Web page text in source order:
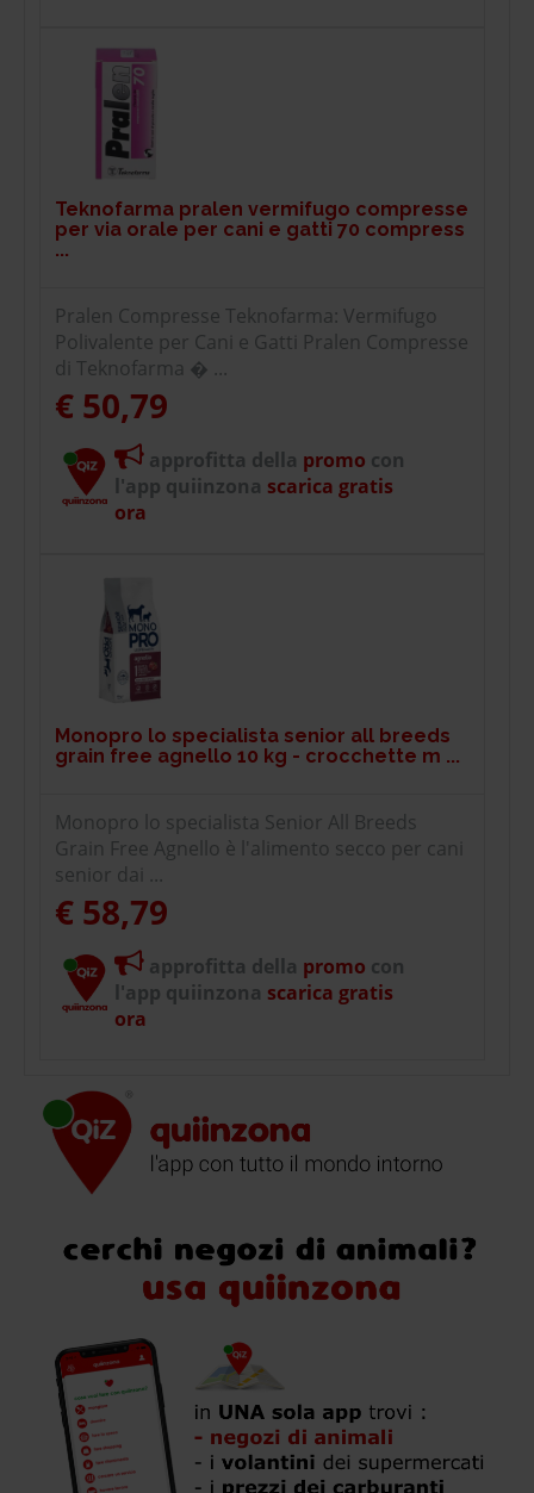
Teknofarma pralen vermifugo compresse
per via orale per cani e gatti 70 compress
...
Pralen Compresse Teknofarma: Vermifugo
Polivalente per Cani e Gatti Pralen Compresse
di Teknofarma � ...
€ 50,79
approfitta della promo con
l'app quiinzona scarica gratis
ora
Monopro lo specialista senior all breeds
grain free agnello 10 kg - crocchette m ...
Monopro lo specialista Senior All Breeds
Grain Free Agnello è l'alimento secco per cani
senior dai ...
€ 58,79
approfitta della promo con
l'app quiinzona scarica gratis
ora